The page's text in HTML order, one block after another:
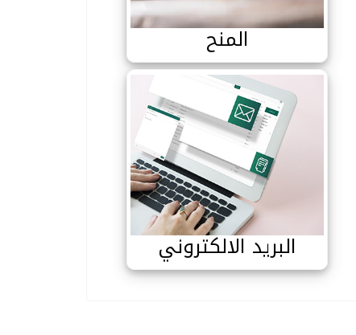
المنح
البريد الالكتروني
البريد الالكتروني